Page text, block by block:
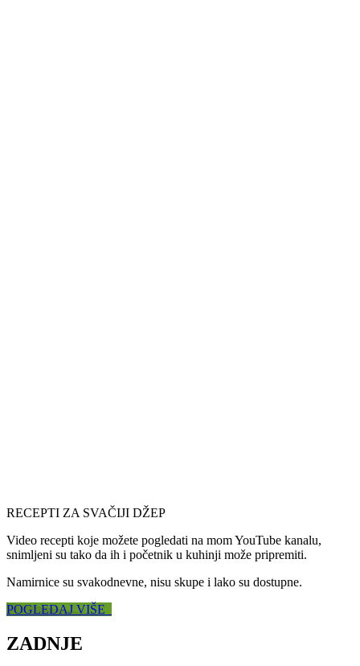
RECEPTI ZA SVAČIJI DŽEP
Video recepti koje možete pogledati na mom YouTube kanalu,
snimljeni su tako da ih i početnik u kuhinji može pripremiti.
Namirnice su svakodnevne, nisu skupe i lako su dostupne.
POGLEDAJ VIŠE
ZADNJE